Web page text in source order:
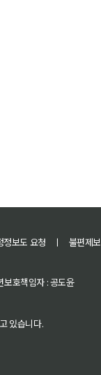
정보도 요청 ㅣ 불편제보
보호책임자 : 공도윤
있습니다.